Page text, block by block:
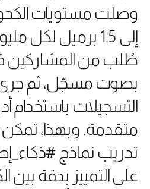
وصلت مستويات
طُلب من المشاركين
بصوت مسجّل، ثم
التسجيلات باستخدام
متقدمة. وبهذا، تمكن
تدريب نماذج
على التمييز بدقة بين